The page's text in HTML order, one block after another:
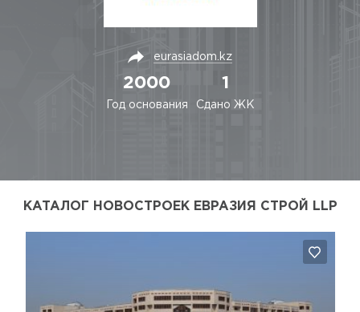
eurasiadom.kz
2000
Год основания
1
Сдано ЖК
КАТАЛОГ НОВОСТРОЕК ЕВРАЗИЯ СТРОЙ LLP